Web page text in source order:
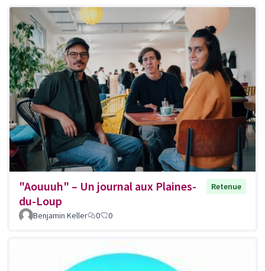
"Aouuuh" – Un journal aux Plaines-
du-Loup
Retenue
Benjamin Keller 0 0